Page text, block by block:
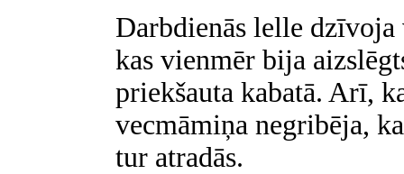
Darbdienās lelle
kas vienmēr bija
priekšauta kabatā. Arī,
vecmāmiņa negribēja,
tur atradās.